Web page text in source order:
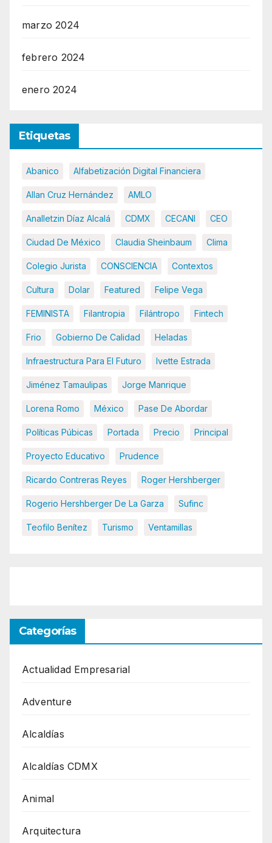
marzo 2024
febrero 2024
enero 2024
Etiquetas
Abanico Alfabetización Digital Financiera
Allan Cruz Hernández AMLO
Analletzin Díaz Alcalá CDMX CECANI CEO
Ciudad De México Claudia Sheinbaum Clima
Colegio Jurista CONSCIENCIA Contextos
Cultura Dolar Featured Felipe Vega
FEMINISTA Filantropia Filántropo Fintech
Frio Gobierno De Calidad Heladas
Infraestructura Para El Futuro Ivette Estrada
Jiménez Tamaulipas Jorge Manrique
Lorena Romo México Pase De Abordar
Políticas Púbicas Portada Precio Principal
Proyecto Educativo Prudence
Ricardo Contreras Reyes Roger Hershberger
Rogerio Hershberger De La Garza Sufinc
Teofilo Benítez Turismo Ventamillas
Categorías
Actualidad Empresarial
Adventure
Alcaldías
Alcaldías CDMX
Animal
Arquitectura